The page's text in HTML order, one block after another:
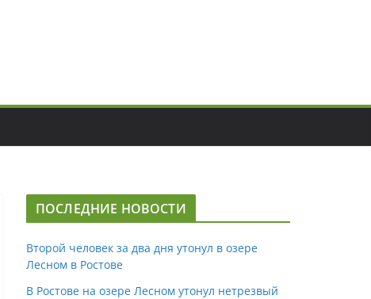
ПОСЛЕДНИЕ НОВОСТИ
Второй человек за два дня утонул в озере
Лесном в Ростове
В Ростове на озере Лесном утонул нетрезвый